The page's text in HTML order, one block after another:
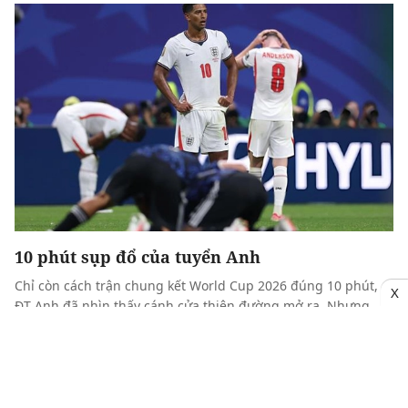
10 phút sụp đổ của tuyển Anh
Chỉ còn cách trận chung kết World Cup 2026 đúng 10 phút,
ĐT Anh đã nhìn thấy cánh cửa thiên đường mở ra. Nhưng
X